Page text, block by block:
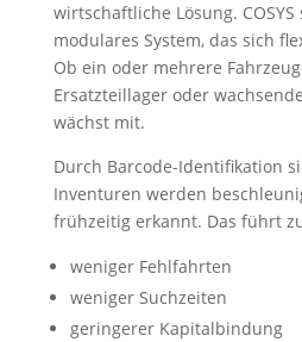
wirtschaftliche Lösung.
modulares System, das sich
Ob ein oder mehrere
Ersatzteillager oder
wächst mit.
Durch Barcode-Identifikation
Inventuren werden
frühzeitig erkannt. Das führt
weniger Fehlfahrten
weniger Suchzeiten
geringerer Kapitalbindung